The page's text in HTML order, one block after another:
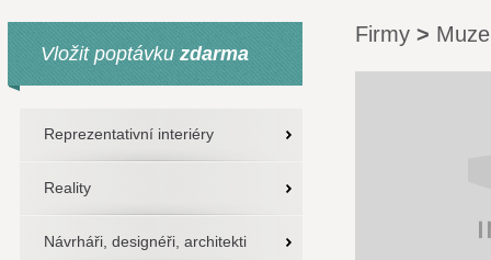
Vložit poptávku zdarma
Reprezentativní interiéry
Reality
Návrháři, designéři, architekti
Firmy >